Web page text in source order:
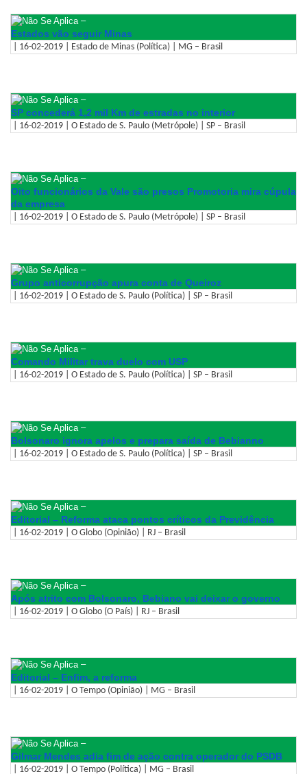
–
Estados vão seguir Minas
| 16-02-2019 | Estado de Minas (Política) | MG – Brasil
–
SP concederá 1,2 mil Km de estradas no interior
| 16-02-2019 | O Estado de S. Paulo (Metrópole) | SP – Brasil
–
Oito funcionários da Vale são presos Promotoria mira cúpula
da empresa
| 16-02-2019 | O Estado de S. Paulo (Metrópole) | SP – Brasil
–
Grupo anticorrupção apura conta de Queiroz
| 16-02-2019 | O Estado de S. Paulo (Política) | SP – Brasil
–
Comando Militar trava duelo com USP
| 16-02-2019 | O Estado de S. Paulo (Política) | SP – Brasil
–
Bolsonaro ignora apelos e prepara saída de Bebianno
| 16-02-2019 | O Estado de S. Paulo (Política) | SP – Brasil
–
Editorial – Reforma ataca pontos críticos da Previdência
| 16-02-2019 | O Globo (Opinião) | RJ – Brasil
–
Após atrito com Bolsonaro, Bebiano vai deixar o governo
| 16-02-2019 | O Globo (O País) | RJ – Brasil
–
Editorial – Enfim, a reforma
| 16-02-2019 | O Tempo (Opinião) | MG – Brasil
–
Gilmar Mendes adia fim de ação contra operador do PSDB
| 16-02-2019 | O Tempo (Política) | MG – Brasil